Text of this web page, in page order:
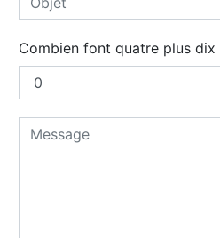
Combien font quatre plus dix